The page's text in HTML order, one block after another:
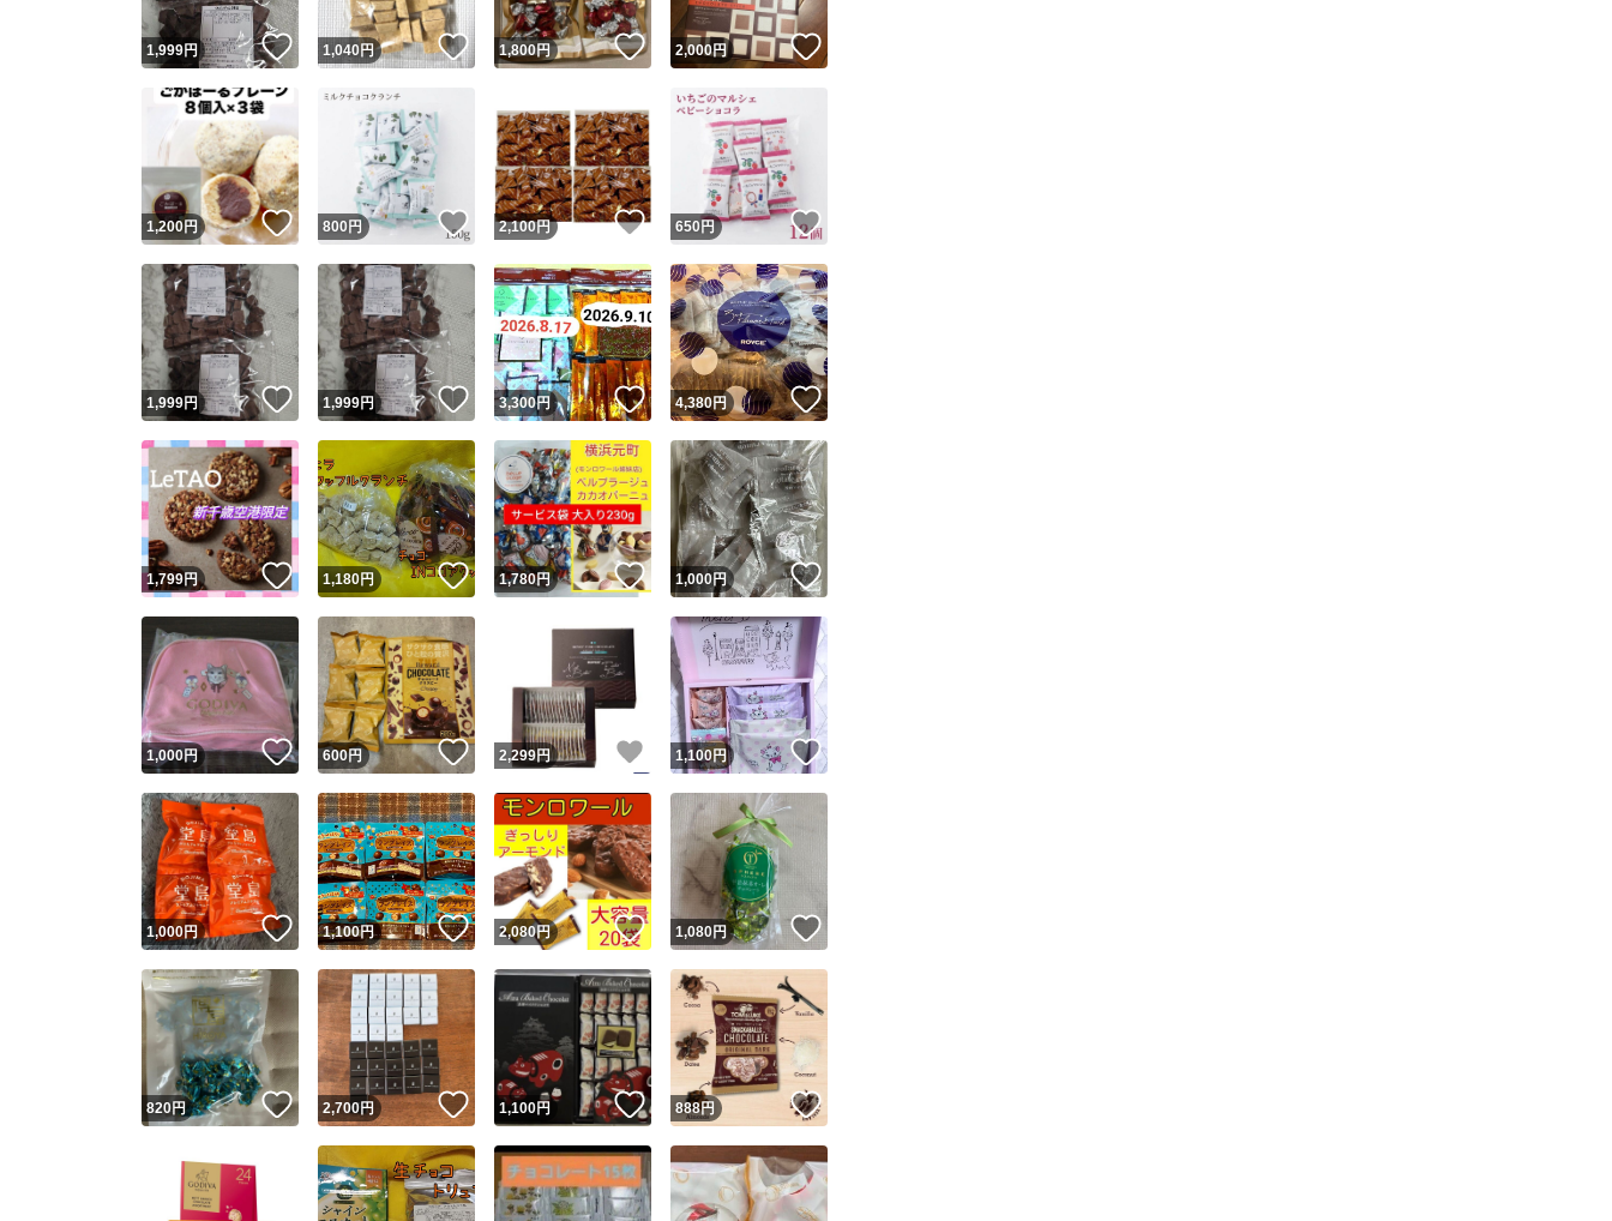
1,999円 いいね！
1,040円 いいね！
1,800円 いいね！
2,000円
1,200円 いいね！
800 円 いいね！
2,100円 いいね！
650 円
1,999円 いいね！
1,999円 いいね！
3,300円 いいね！
4,380円 いいね！
1,799円 いいね！
1,180円 いいね！
1,780円 いいね！
1,000円
1,000円 いいね！
600円 いいね！
2,299円 いいね！
1,100円 いいね！
1,000円 いいね！
1,100円 いいね！
2,080円 いいね！
1,080円
820円 いいね！
2,700円 いいね！
1,100円 いいね！
888円